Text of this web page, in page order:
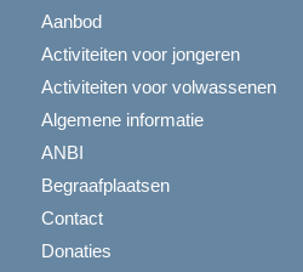
Aanbod
Activiteiten voor jongeren
Activiteiten voor volwassenen
Algemene informatie
ANBI
Begraafplaatsen
Contact
Donaties